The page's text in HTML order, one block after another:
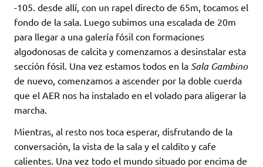
-105. desde allí, con un rapel directo de 65m, tocamos el
fondo de la sala. Luego subimos una escalada de 20m
para llegar a una galería fósil con formaciones
algodonosas de calcita y comenzamos a desinstalar esta
sección fósil. Una vez estamos todos en la Sala Gambino
de nuevo, comenzamos a ascender por la doble cuerda
que el AER nos ha instalado en el volado para aligerar la
marcha.
Mientras, al resto nos toca esperar, disfrutando de la
conversación, la vista de la sala y el caldito y cafe
calientes. Una vez todo el mundo situado por encima de